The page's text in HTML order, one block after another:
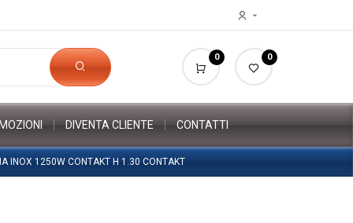
0 0
DIVENTA CLIENTE CONTATTI
INOX 1250W CONTAKT H 1.30 CONTAKT